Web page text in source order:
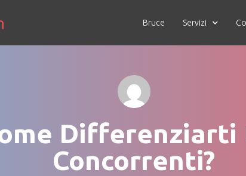
Bruce Servizi
Differenziarti
Concorrenti?